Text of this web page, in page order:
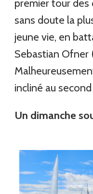
premier tour des
sans doute la
jeune vie, en
Sebastian Ofner
incliné au
Un dimanche